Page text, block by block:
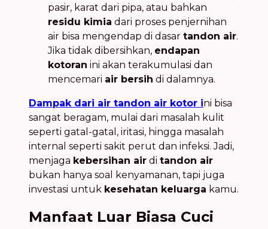
pasir, karat dari pipa, atau bahkan
residu kimia dari proses penjernihan
air bisa mengendap di dasar tandon air.
Jika tidak dibersihkan, endapan
kotoran ini akan terakumulasi dan
mencemari air bersih di dalamnya.
Dampak dari air tandon air kotor ini bisa
sangat beragam, mulai dari masalah kulit
seperti gatal-gatal, iritasi, hingga masalah
internal seperti sakit perut dan infeksi. Jadi,
menjaga kebersihan air di tandon air
bukan hanya soal kenyamanan, tapi juga
investasi untuk kesehatan keluarga kamu.
Manfaat Luar Biasa Cuci